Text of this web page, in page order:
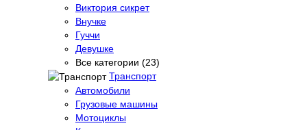
Виктория сикрет
Внучке
Гуччи
Девушке
Все категории (23)
Транспорт
Автомобили
Грузовые машины
Мотоциклы